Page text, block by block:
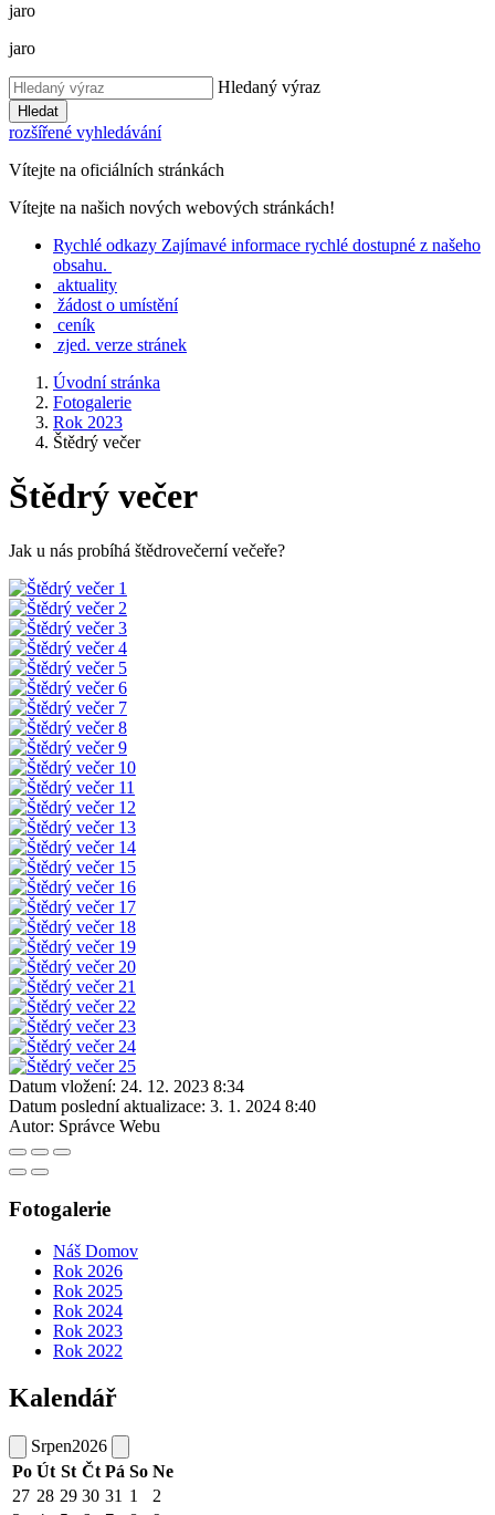
jaro
jaro
Hledaný výraz
Hledat
rozšířené vyhledávání
Vítejte na oficiálních stránkách
Vítejte na našich nových webových stránkách!
Rychlé odkazy Zajímavé informace rychlé dostupné z našeho
obsahu.
aktuality
žádost o umístění
ceník
zjed. verze stránek
Úvodní stránka
Fotogalerie
Rok 2023
Štědrý večer
Štědrý večer
Jak u nás probíhá štědrovečerní večeře?
Datum vložení: 24. 12. 2023 8:34
Datum poslední aktualizace: 3. 1. 2024 8:40
Autor: Správce Webu
Fotogalerie
Náš Domov
Rok 2026
Rok 2025
Rok 2024
Rok 2023
Rok 2022
Kalendář
Srpen2026
Po Út St Čt Pá So Ne
27 28 29 30 31 1
2